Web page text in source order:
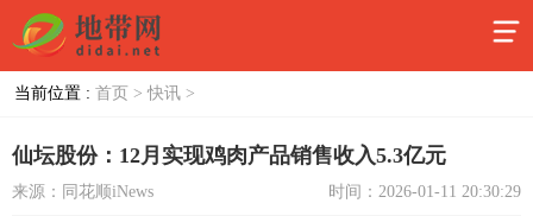
当前位置 : 首页 >快讯 >
仙坛股份：12月实现鸡肉产品销售收入5.3亿元
来源：同花顺iNews 时间：2026-01-11 20:30:29